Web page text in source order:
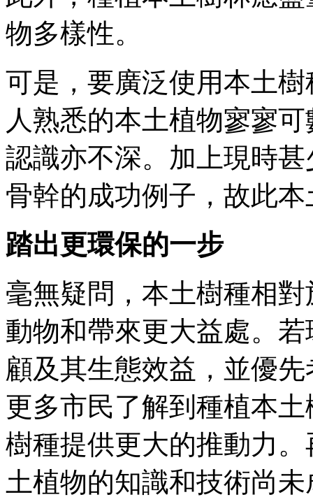
物多樣性。
可是，要廣泛使用本土
人熟悉的本土植物寥寥
認識亦不深。加上現時
骨幹的成功例子，故此
踏出更環保的一步
毫無疑問，本土樹種相
動物和帶來更大益處。
顧及其生態效益，並優
更多市民了解到種植本
樹種提供更大的推動力
土植物的知識和技術尚